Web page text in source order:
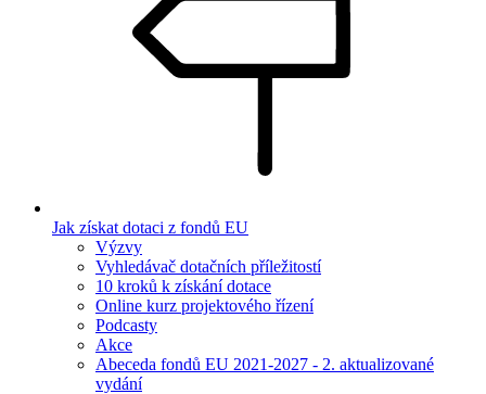
Jak získat dotaci z fondů EU
Výzvy
Vyhledávač dotačních příležitostí
10 kroků k získání dotace
Online kurz projektového řízení
Podcasty
Akce
Abeceda fondů EU 2021-2027 - 2. aktualizované
vydání